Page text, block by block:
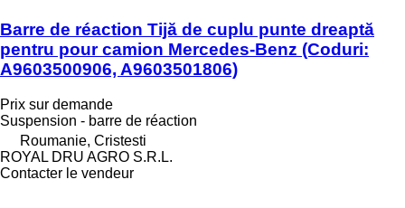
Barre de réaction Tijă de cuplu punte dreaptă
pentru pour camion Mercedes-Benz (Coduri:
A9603500906, A9603501806)
Prix sur demande
Suspension - barre de réaction
Roumanie, Cristesti
ROYAL DRU AGRO S.R.L.
Contacter le vendeur